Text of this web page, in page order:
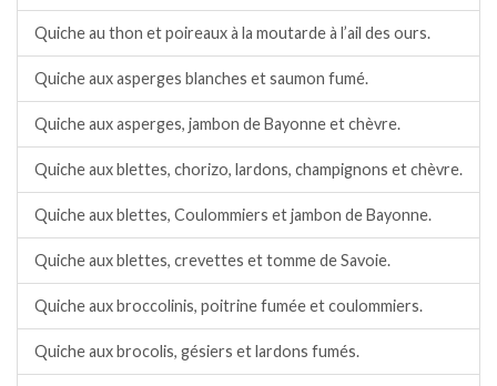
Quiche au thon et poireaux à la moutarde à l’ail des ours.
Quiche aux asperges blanches et saumon fumé.
Quiche aux asperges, jambon de Bayonne et chèvre.
Quiche aux blettes, chorizo, lardons, champignons et chèvre.
Quiche aux blettes, Coulommiers et jambon de Bayonne.
Quiche aux blettes, crevettes et tomme de Savoie.
Quiche aux broccolinis, poitrine fumée et coulommiers.
Quiche aux brocolis, gésiers et lardons fumés.